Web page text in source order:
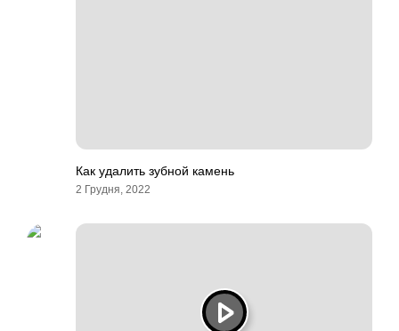
Как удалить зубной камень
2 Грудня, 2022